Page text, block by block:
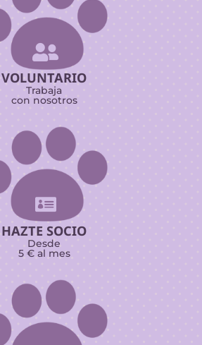

VOLUNTARIO
Trabaja
con nosotros

HAZTE SOCIO
Desde
5 € al mes